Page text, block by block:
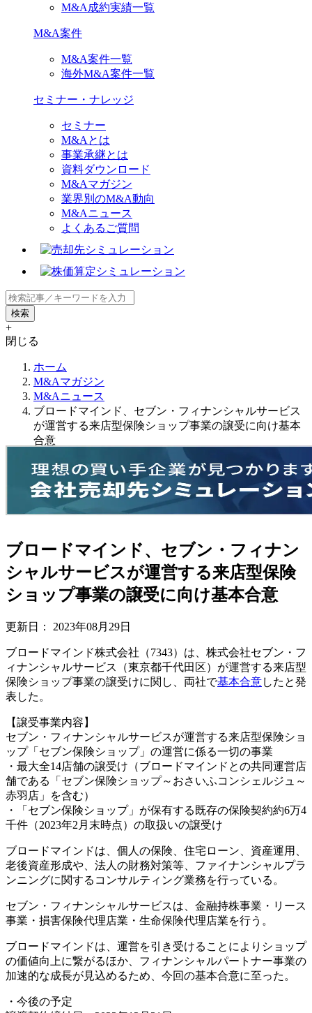
M&A成約実績一覧
M&A案件
M&A案件一覧
海外M&A案件一覧
セミナー・ナレッジ
セミナー
M&Aとは
事業承継とは
資料ダウンロード
M&Aマガジン
業界別のM&A動向
M&Aニュース
よくあるご質問
+
閉じる
ホーム
M&Aマガジン
M&Aニュース
ブロードマインド、セブン・フィナンシャルサービス
が運営する来店型保険ショップ事業の譲受に向け基本
合意
ブロードマインド、セブン・フィナン
シャルサービスが運営する来店型保険
ショップ事業の譲受に向け基本合意
更新日： 2023年08月29日
ブロードマインド株式会社（7343）は、株式会社セブン・フ
ィナンシャルサービス（東京都千代田区）が運営する来店型
保険ショップ事業の譲受けに関し、両社で基本合意したと発
表した。
【譲受事業内容】
セブン・フィナンシャルサービスが運営する来店型保険ショ
ップ「セブン保険ショップ」の運営に係る一切の事業
・最大全14店舗の譲受け（ブロードマインドとの共同運営店
舗である「セブン保険ショップ～おさいふコンシェルジュ～
赤羽店」を含む）
・「セブン保険ショップ」が保有する既存の保険契約約6万4
千件（2023年2月末時点）の取扱いの譲受け
ブロードマインドは、個人の保険、住宅ローン、資産運用、
老後資産形成や、法人の財務対策等、ファイナンシャルプラ
ンニングに関するコンサルティング業務を行っている。
セブン・フィナンシャルサービスは、金融持株事業・リース
事業・損害保険代理店業・生命保険代理店業を行う。
ブロードマインドは、運営を引き受けることによりショップ
の価値向上に繋がるほか、フィナンシャルパートナー事業の
加速的な成長が見込めるため、今回の基本合意に至った。
・今後の予定